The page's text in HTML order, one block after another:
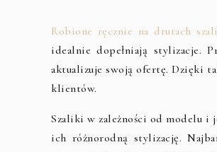
Robione ręcznie na drutach
idealnie dopełniają stylizacje.
aktualizuje swoją ofertę. Dzięki
klientów.
Szaliki w zależności od modelu i
ich różnorodną stylizację.